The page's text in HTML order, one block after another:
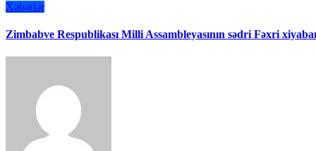
Xəbərlər
Zimbabve Respublikası Milli Assambleyasının sədri Fəxri